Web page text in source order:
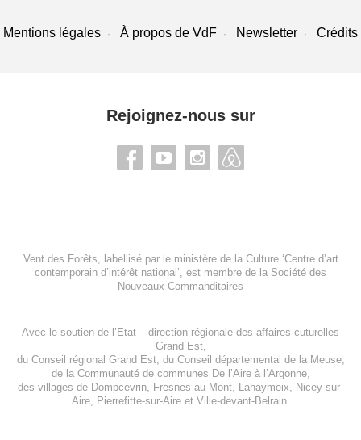
Mentions légales À propos de VdF Newsletter Crédits
Rejoignez-nous sur
Vent des Forêts, labellisé par le ministère de la Culture ‘Centre d’art
contemporain d’intérêt national’, est membre de la Société des
Nouveaux Commanditaires
Avec le soutien de l’ Etat – direction régionale des affaires cuturelles
Grand Est,
du Conseil régional Grand Est, du Conseil départemental de la Meuse,
de la Communauté de communes De l’Aire à l’Argonne,
des villages de Dompcevrin, Fresnes-au-Mont, Lahaymeix, Nicey-sur-
Aire, Pierrefitte-sur-Aireet Ville-devant-Belrain.